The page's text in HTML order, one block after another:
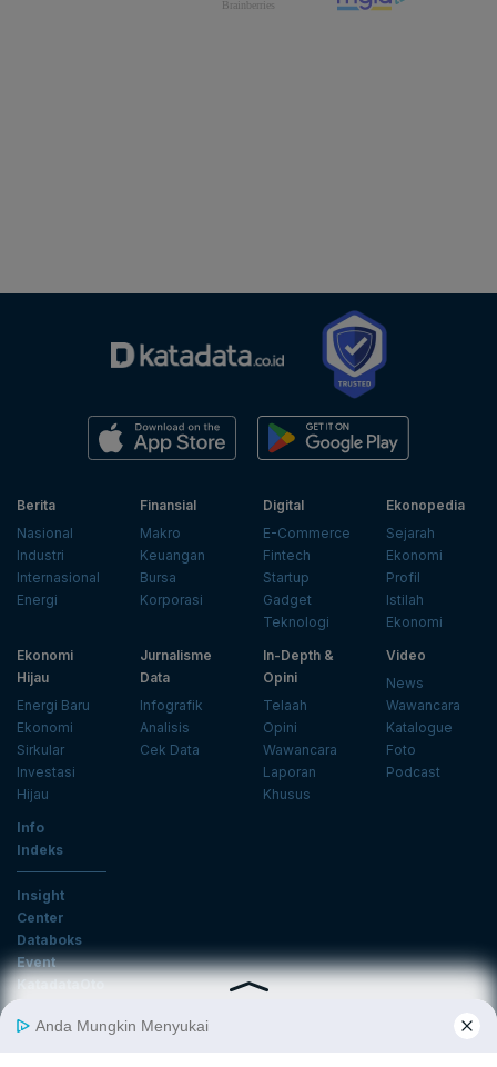
Berita
Nasional
Industri
Internasional
Energi
Finansial
Makro
Keuangan
Bursa
Korporasi
Digital
E-Commerce
Fintech
Startup
Gadget
Teknologi
Ekonopedia
Sejarah
Ekonomi
Profil
Istilah
Ekonomi
Ekonomi
Hijau
Energi Baru
Ekonomi
Sirkular
Investasi
Hijau
Jurnalisme
Data
Infografik
Analisis
Cek Data
In-Depth &
Opini
Telaah
Opini
Wawancara
Laporan
Khusus
Video
News
Wawancara
Katalogue
Foto
Podcast
Info
Indeks
Insight
Center
Databoks
Event
KatadataOto